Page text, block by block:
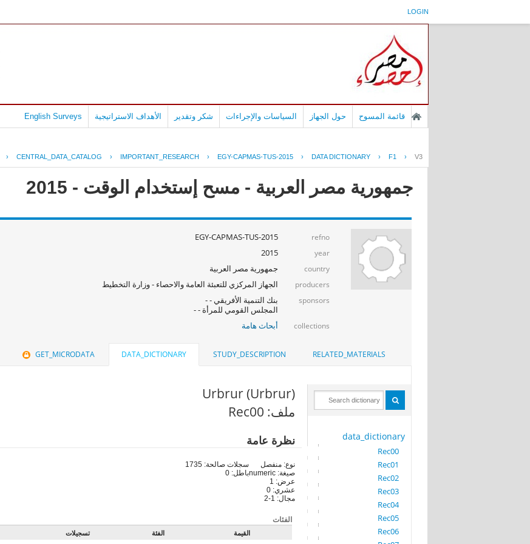
LOGIN
قائمة المسوح حول الجهاز السياسات والإجراءات شكر وتقدير الأهداف الاستراتيجية English Surveys
› CENTRAL_DATA_CATALOG › IMPORTANT_RESEARCH › EGY-CAPMAS-TUS-2015 › DATA DICTIONARY › F1 › V3
جمهورية مصر العربية - مسح إستخدام الوقت - 2015
refno
EGY-CAPMAS-TUS-2015
year
2015
country جمهورية مصر العربية
producers الجهاز المركزي للتعبئة العامة والاحصاء - وزارة التخطيط
sponsors
بنك التنمية الأفريقي - -
المجلس القومي للمرأة - -
collections أبحاث هامة
RELATED_MATERIALS
STUDY_DESCRIPTION
DATA_DICTIONARY
GET_MICRODATA
data_dictionary
Rec00
Rec01
Rec02
Rec03
Rec04
Rec05
Rec06
Urbrur (Urbrur)
ملف: Rec00
نظرة عامة
نوع: منفصل
صيغة: numeric
عرض: 1
عشري: 0
مجال: 1-2
سجلات صالحة: 1735
باطل: 0
الفئات
القيمة الفئة
تسجيلات